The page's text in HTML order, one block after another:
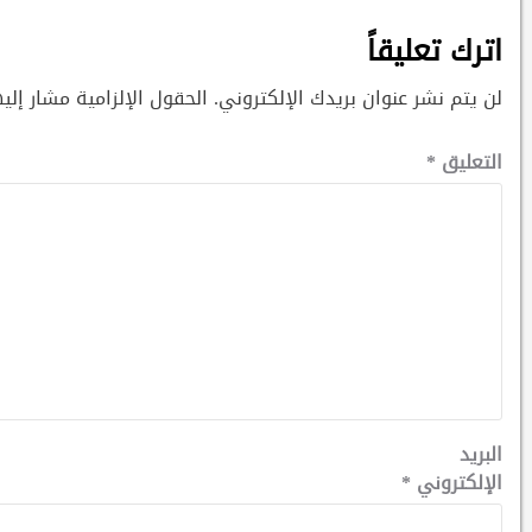
اترك تعليقاً
لن يتم نشر عنوان بريدك الإلكتروني. الحقول الإلزامية مشار
التعليق *
البريد
الإلكتروني *